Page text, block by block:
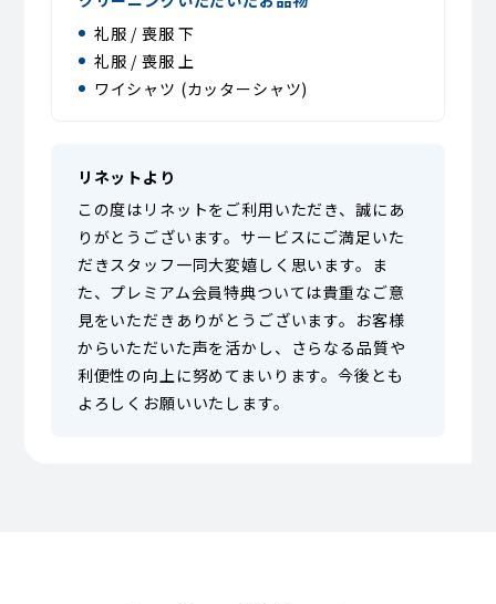
礼服 / 喪服 下
礼服 / 喪服 上
ワイシャツ (カッターシャツ)
リネットより
この度はリネットをご利用いただき、誠にあ
りがとうございます。サービスにご満足いた
だきスタッフ一同大変嬉しく思います。ま
た、プレミアム会員特典ついては貴重なご意
見をいただきありがとうございます。お客様
からいただいた声を活かし、さらなる品質や
利便性の向上に努めてまいります。今後とも
よろしくお願いいたします。